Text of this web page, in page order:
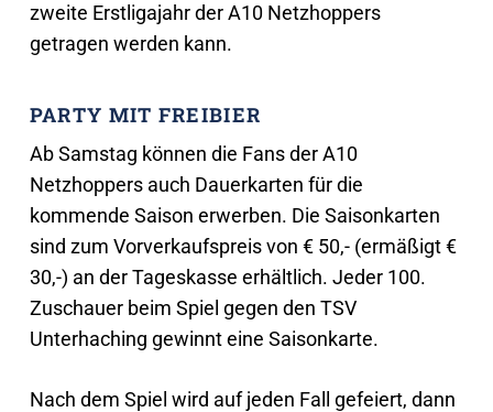
zweite Erstligajahr der A10 Netzhoppers
getragen werden kann.
PARTY MIT FREIBIER
Ab Samstag können die Fans der A10
Netzhoppers auch Dauerkarten für die
kommende Saison erwerben. Die Saisonkarten
sind zum Vorverkaufspreis von € 50,- (ermäßigt €
30,-) an der Tageskasse erhältlich. Jeder 100.
Zuschauer beim Spiel gegen den TSV
Unterhaching gewinnt eine Saisonkarte.
Nach dem Spiel wird auf jeden Fall gefeiert, dann